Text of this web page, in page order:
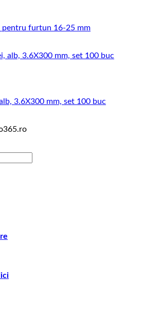
pentru furtun 16-25 mm
3.6X300 mm, set 100 buc